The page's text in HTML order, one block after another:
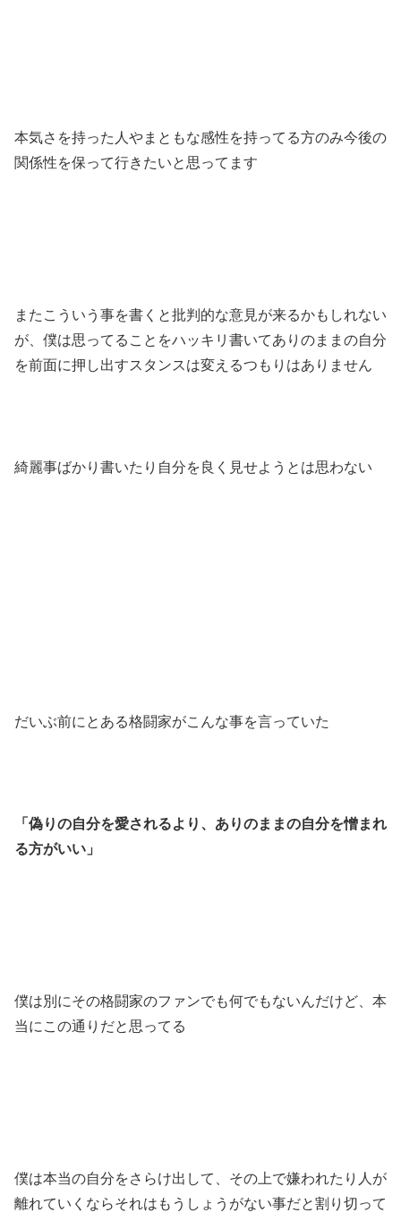
本気さを持った人やまともな感性を持ってる方のみ今後の
関係性を保って行きたいと思ってます
またこういう事を書くと批判的な意見が来るかもしれない
が、僕は思ってることをハッキリ書いてありのままの自分
を前面に押し出すスタンスは変えるつもりはありません
綺麗事ばかり書いたり自分を良く見せようとは思わない
だいぶ前にとある格闘家がこんな事を言っていた
「偽りの自分を愛されるより、ありのままの自分を憎まれ
る方がいい」
僕は別にその格闘家のファンでも何でもないんだけど、本
当にこの通りだと思ってる
僕は本当の自分をさらけ出して、その上で嫌われたり人が
離れていくならそれはもうしょうがない事だと割り切って